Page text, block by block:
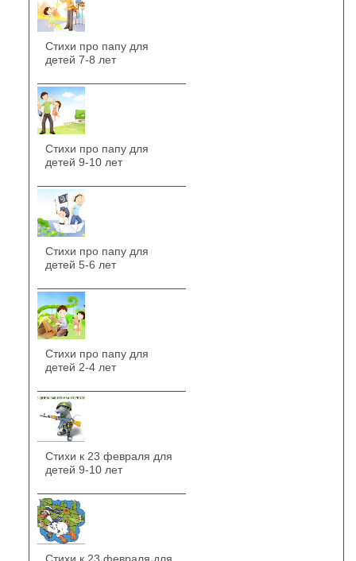
Стихи про папу для
детей 7-8 лет
Стихи про папу для
детей 9-10 лет
Стихи про папу для
детей 5-6 лет
Стихи про папу для
детей 2-4 лет
Стихи к 23 февраля для
детей 9-10 лет
Стихи к 23 февраля для